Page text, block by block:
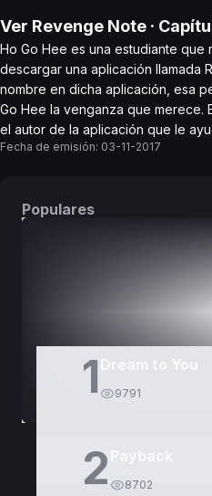
Ver Revenge Note ·
Ho Go Hee es una estudiante que
descargar una aplicación llamada
nombre en dicha aplicación, esa
Go Hee la venganza que merece.
el autor de la aplicación que le
Fecha de emisión: 03-11-2017
Populares
1 9791
2 8702